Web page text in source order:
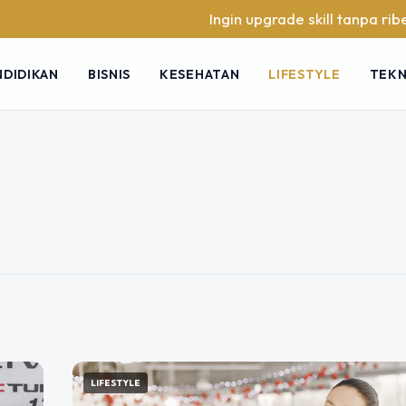
Ingin upgrade skill tanpa ribet? Temukan
BISNIS KESEHATAN LIFESTYLE
Mandarin
penting dari dunia literasi dan
LIFESTYLE